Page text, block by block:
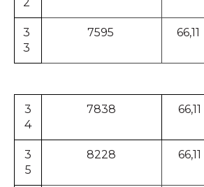
3
3
7595 66,11
3
4
7838 66,11
3
5
8228 66,11